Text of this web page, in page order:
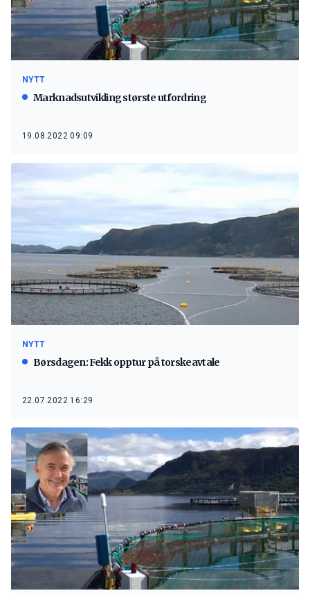
NYTT
Marknadsutvikling største utfordring
19.08.2022 09:09
NYTT
Børsdagen: Fekk opptur på torskeavtale
22.07.2022 16:29